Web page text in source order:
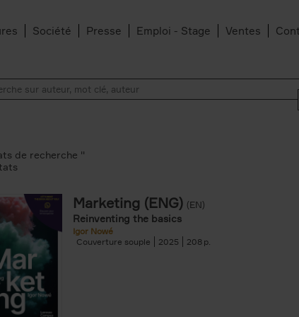
Société Presse Emploi - Stage Ventes
filter
de recherche ''
Marketing (ENG) (EN)
Reinventing the basics
Igor Nowé
Couverture souple
2025 208